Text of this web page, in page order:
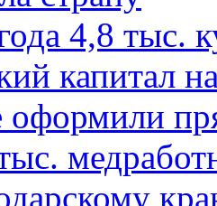
4,8 тыс.
капитал
оформили